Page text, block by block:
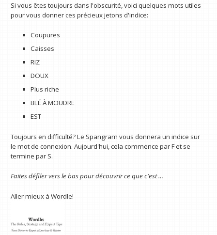
Si vous êtes toujours dans l'obscurité, voici quelques mots utiles
pour vous donner ces précieux jetons d'indice:
Coupures
Caisses
RIZ
DOUX
Plus riche
BLÉ À MOUDRE
EST
Toujours en difficulté? Le Spangram vous donnera un indice sur
le mot de connexion. Aujourd'hui, cela commence par F et se
termine par S.
Faites défiler vers le bas pour découvrir ce que c'est …
Aller mieux à Wordle!